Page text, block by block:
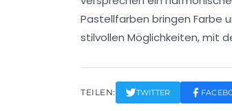
Pastellfarben bringen Farbe
stilvollen Möglichkeiten, mit
TEILEN: TWITTER